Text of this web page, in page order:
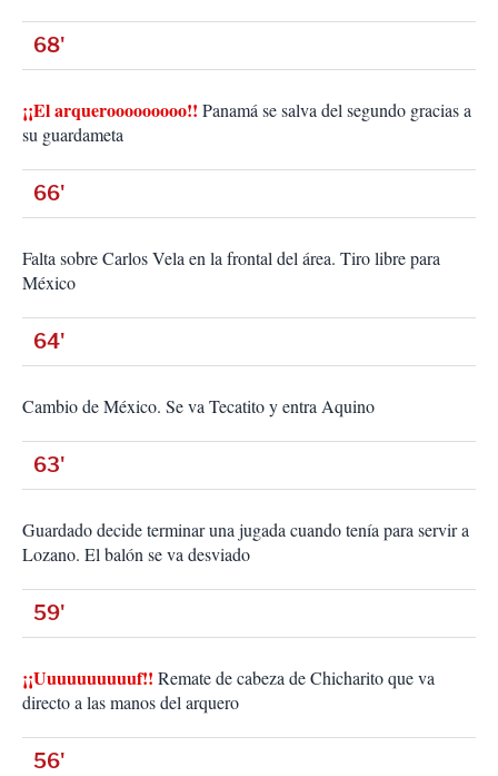
68'
¡¡El arquerooooooooo!! Panamá se salva del segundo gracias a
su guardameta
66'
Falta sobre Carlos Vela en la frontal del área. Tiro libre para
México
64'
Cambio de México. Se va Tecatito y entra Aquino
63'
Guardado decide terminar una jugada cuando tenía para servir a
Lozano. El balón se va desviado
59'
¡¡Uuuuuuuuuuf!! Remate de cabeza de Chicharito que va
directo a las manos del arquero
56'